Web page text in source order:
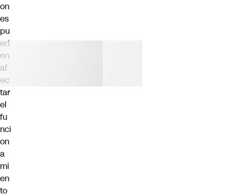
on
es
pu
ed
en
af
ec
tar
el
fu
nci
on
a
mi
en
to